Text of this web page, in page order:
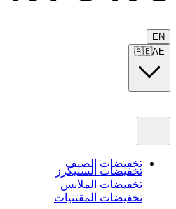
EN
🇦🇪AE
تخفيضات الصيف
تخفيضات السنيكرز
تخفيضات الملابس
تخفيضات المقتنيات